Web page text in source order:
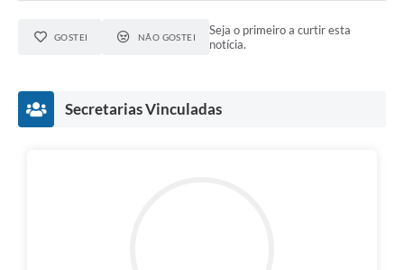
GOSTEI NÃO GOSTEI
Seja o primeiro a curtir esta
notícia.
Secretarias Vinculadas